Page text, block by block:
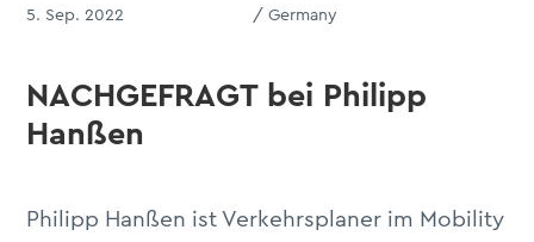
5. Sep. 2022
/ Germany
NACHGEFRAGT bei Philipp
Hanßen
Philipp Hanßen ist Verkehrsplaner im Mobility